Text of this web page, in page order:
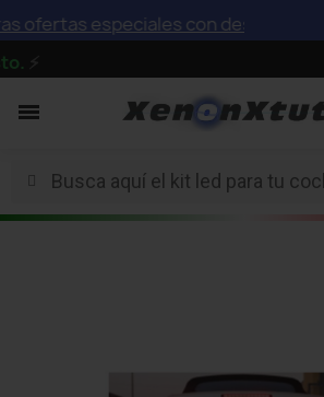
especiales con descuentos de